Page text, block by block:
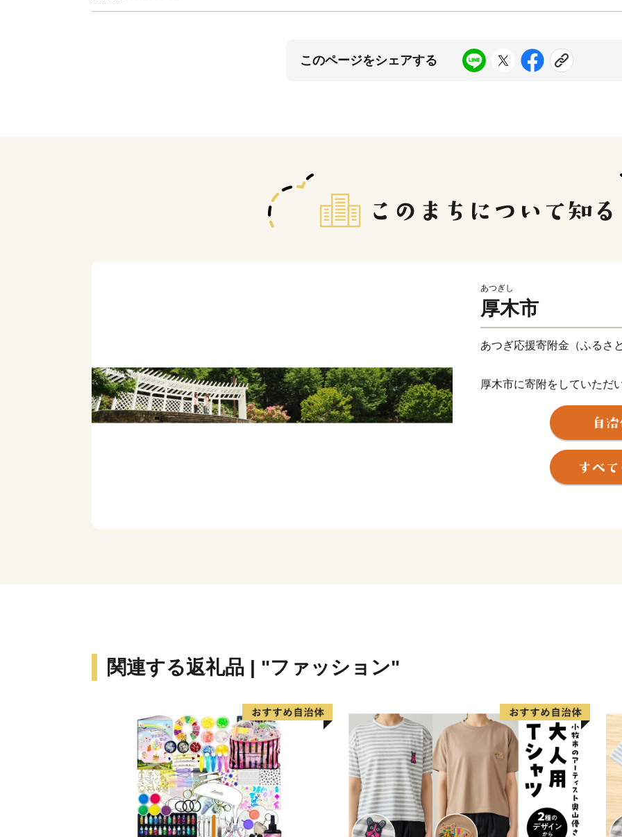
このページをシェアする
あつぎし
厚木市
あつぎ応援寄附金（ふるさ
厚木市に寄附をしていただ
返礼品（厚木市内の魅力あ
ご希望される返礼品によっ
注意ください。
で、あらかじめ御了承願い
※返礼品の送付は、厚木市
す。
※返礼品の写真はイメージ
※書類につきましては圧着
けはいたしませんのでご注
関連する返礼品 | "ファッション"